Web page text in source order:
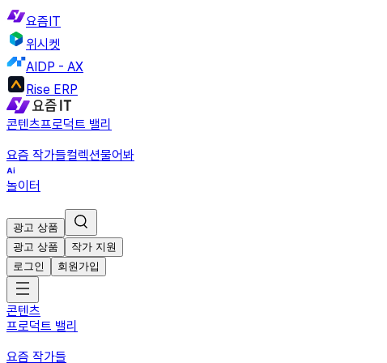
요즘IT
위시켓
AIDP - AX
Rise ERP
콘텐츠프로덕트 밸리
요즘 작가들컬렉션물어봐
놀이터
광고 상품
광고 상품
작가 지원
로그인
회원가입
콘텐츠
프로덕트 밸리
요즘 작가들